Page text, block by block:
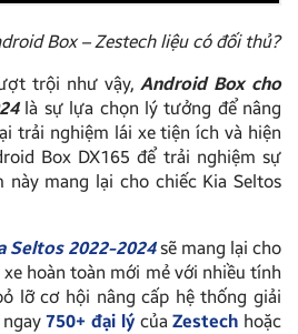
Box – Zestech liệu có đối thủ?
trội như vậy,Android Box cho
là sự lựa chọn lý tưởng để nâng
trải nghiệm lái xe tiện ích và hiện
Box DX165 để trải nghiệm sự
này mang lại cho chiếc Kia Seltos
Seltos 2022-2024sẽ mang lại cho
hoàn toàn mới mẻ với nhiều tính
lỡ cơ hội nâng cấp hệ thống giải
ngay750+ đại lýcủaZestech hoặc